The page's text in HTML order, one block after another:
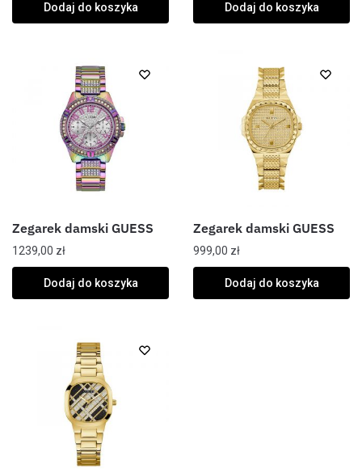
Dodaj do koszyka Dodaj do koszyka
Zegarek damski GUESS
1239,00 zł
Dodaj do koszyka
Zegarek damski GUESS
999,00 zł
Dodaj do koszyka